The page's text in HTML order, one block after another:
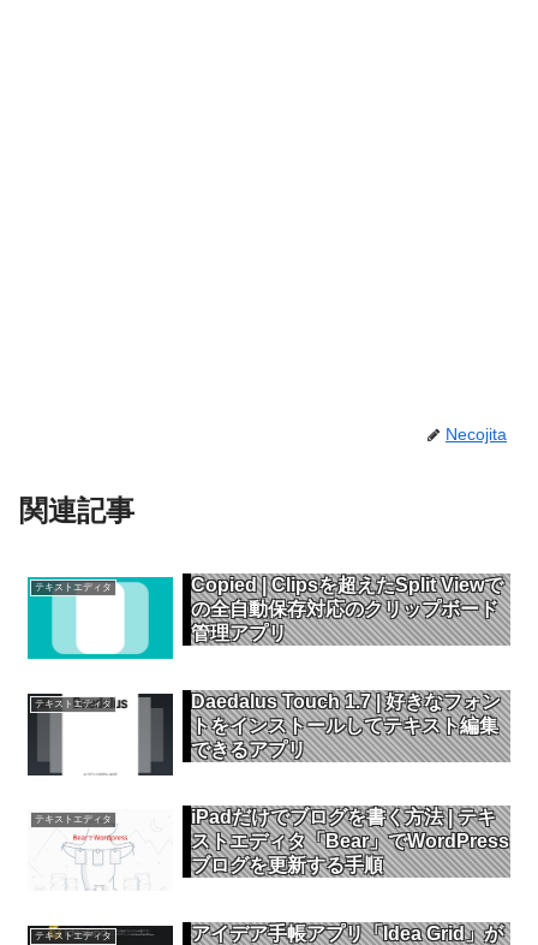
Necojita
関連記事
テキストエディタ
Copied | Clipsを超えたSplit Viewで
の全自動保存対応のクリップボード
管理アプリ
テキストエディタ
Daedalus Touch 1.7 | 好きなフォン
トをインストールしてテキスト編集
できるアプリ
テキストエディタ
iPadだけでブログを書く方法 | テキ
ストエディタ「Bear」でWordPress
ブログを更新する手順
テキストエディタ
アイデア手帳アプリ「Idea Grid」が